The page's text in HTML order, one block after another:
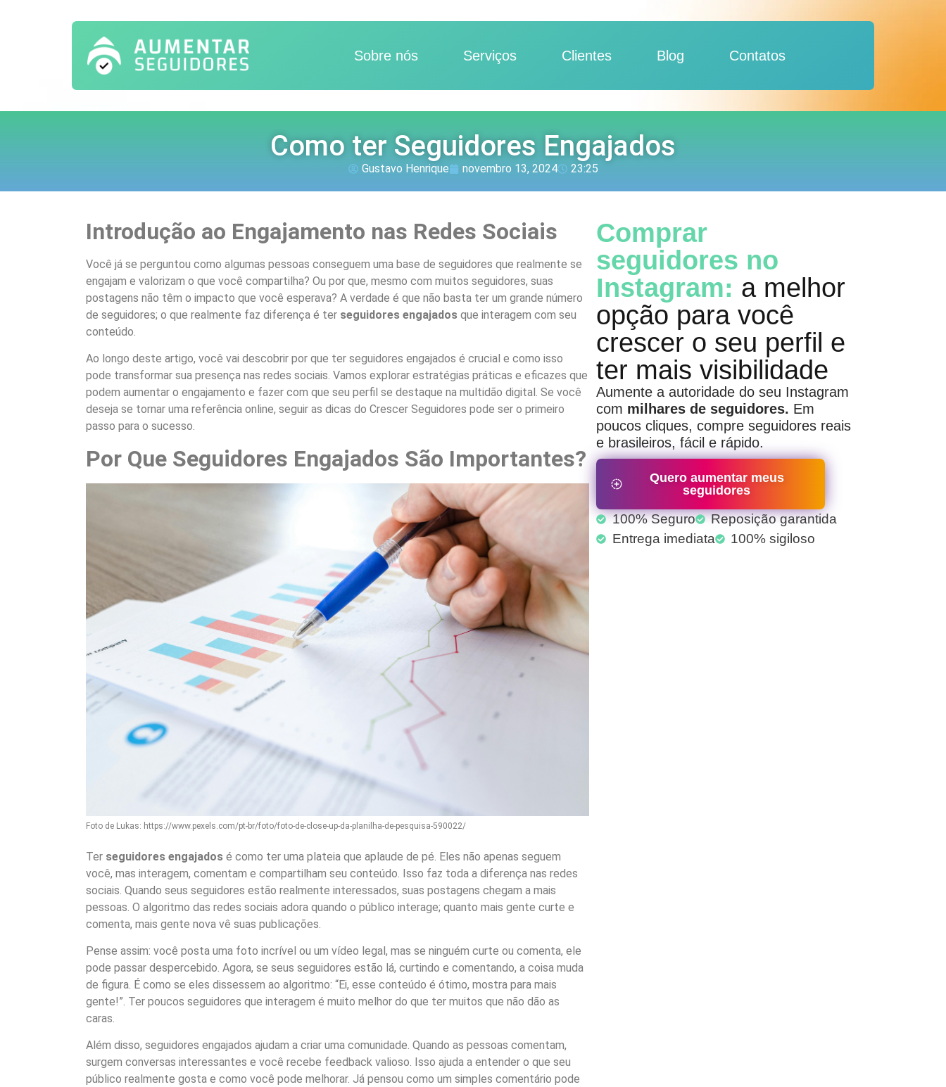
Sobre nós Serviços Clientes Blog Contatos
Como ter Seguidores Engajados
Gustavo Henrique novembro 13, 2024 23:25
Introdução ao Engajamento nas Redes Sociais
Você já se perguntou como algumas pessoas conseguem uma base de seguidores que realmente se
engajam e valorizam o que você compartilha? Ou por que, mesmo com muitos seguidores, suas
postagens não têm o impacto que você esperava? A verdade é que não basta ter um grande número
de seguidores; o que realmente faz diferença é ter seguidores engajados que interagem com seu
conteúdo.
Ao longo deste artigo, você vai descobrir por que ter seguidores engajados é crucial e como isso
pode transformar sua presença nas redes sociais. Vamos explorar estratégias práticas e eficazes que
podem aumentar o engajamento e fazer com que seu perfil se destaque na multidão digital. Se você
deseja se tornar uma referência online, seguir as dicas do Crescer Seguidores pode ser o primeiro
passo para o sucesso.
Por Que Seguidores Engajados São Importantes?
Foto de Lukas: https://www.pexels.com/pt-br/foto/foto-de-close-up-da-planilha-de-pesquisa-590022/
Ter seguidores engajados é como ter uma plateia que aplaude de pé. Eles não apenas seguem
você, mas interagem, comentam e compartilham seu conteúdo. Isso faz toda a diferença nas redes
sociais. Quando seus seguidores estão realmente interessados, suas postagens chegam a mais
pessoas. O algoritmo das redes sociais adora quando o público interage; quanto mais gente curte e
comenta, mais gente nova vê suas publicações.
Pense assim: você posta uma foto incrível ou um vídeo legal, mas se ninguém curte ou comenta, ele
pode passar despercebido. Agora, se seus seguidores estão lá, curtindo e comentando, a coisa muda
de figura. É como se eles dissessem ao algoritmo: “Ei, esse conteúdo é ótimo, mostra para mais
gente!”. Ter poucos seguidores que interagem é muito melhor do que ter muitos que não dão as
caras.
Além disso, seguidores engajados ajudam a criar uma comunidade. Quando as pessoas comentam,
surgem conversas interessantes e você recebe feedback valioso. Isso ajuda a entender o que seu
público realmente gosta e como você pode melhorar. Já pensou como um simples comentário pode
Comprar
seguidores no
Instagram: a melhor
opção para você
crescer o seu perfil e
ter mais visibilidade
Aumente a autoridade do seu Instagram
com milhares de seguidores. Em
poucos cliques, compre seguidores reais
e brasileiros, fácil e rápido.
Quero aumentar meus
seguidores
100% Seguro
Reposição garantida
Entrega imediata
100% sigiloso